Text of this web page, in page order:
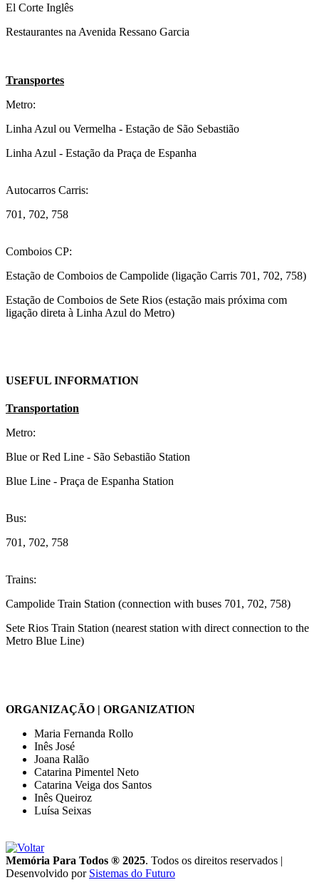
El Corte Inglês
Restaurantes na Avenida Ressano Garcia
Transportes
Metro:
Linha Azul ou Vermelha - Estação de São Sebastião
Linha Azul - Estação da Praça de Espanha
Autocarros Carris:
701, 702, 758
Comboios CP:
Estação de Comboios de Campolide (ligação Carris 701, 702, 758)
Estação de Comboios de Sete Rios (estação mais próxima com
ligação direta à Linha Azul do Metro)
USEFUL INFORMATION
Transportation
Metro:
Blue or Red Line - São Sebastião Station
Blue Line - Praça de Espanha Station
Bus:
701, 702, 758
Trains:
Campolide Train Station (connection with buses 701, 702, 758)
Sete Rios Train Station (nearest station with direct connection to the
Metro Blue Line)
ORGANIZAÇÃO | ORGANIZATION
Maria Fernanda Rollo
Inês José
Joana Ralão
Catarina Pimentel Neto
Catarina Veiga dos Santos
Inês Queiroz
Luísa Seixas
Memória Para Todos ® 2025. Todos os direitos reservados |
Desenvolvido por Sistemas do Futuro